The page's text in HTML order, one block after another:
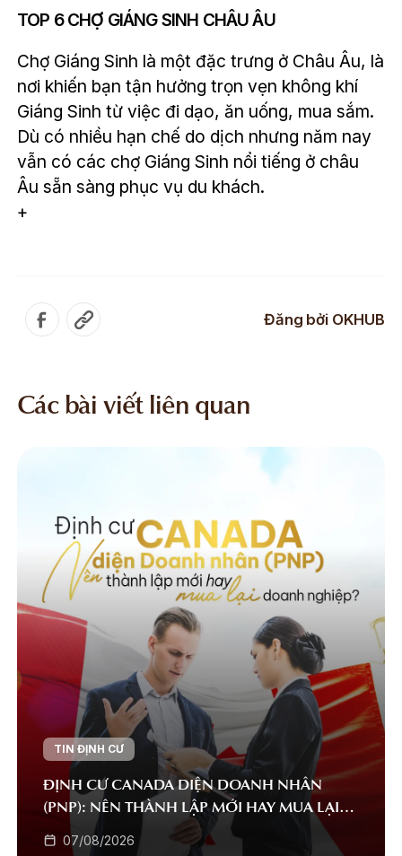
TOP 6 CHỢ GIÁNG SINH CHÂU ÂU
Chợ Giáng Sinh là một đặc trưng ở Châu Âu, là
nơi khiến bạn tận hưởng trọn vẹn không khí
Giáng Sinh từ việc đi dạo, ăn uống, mua sắm.
Dù có nhiều hạn chế do dịch nhưng năm nay
vẫn có các chợ Giáng Sinh nổi tiếng ở châu
Âu sẵn sàng phục vụ du khách.
+
Đăng bởi OKHUB
Các bài viết liên quan
TIN ĐỊNH CƯ
ĐỊNH CƯ CANADA DIỆN DOANH NHÂN
(PNP): NÊN THÀNH LẬP MỚI HAY MUA LẠI
DOANH NGHIỆP?
07/08/2026